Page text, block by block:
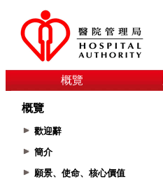
概覽
概覽
歡迎辭
簡介
願景、使命、核心價值